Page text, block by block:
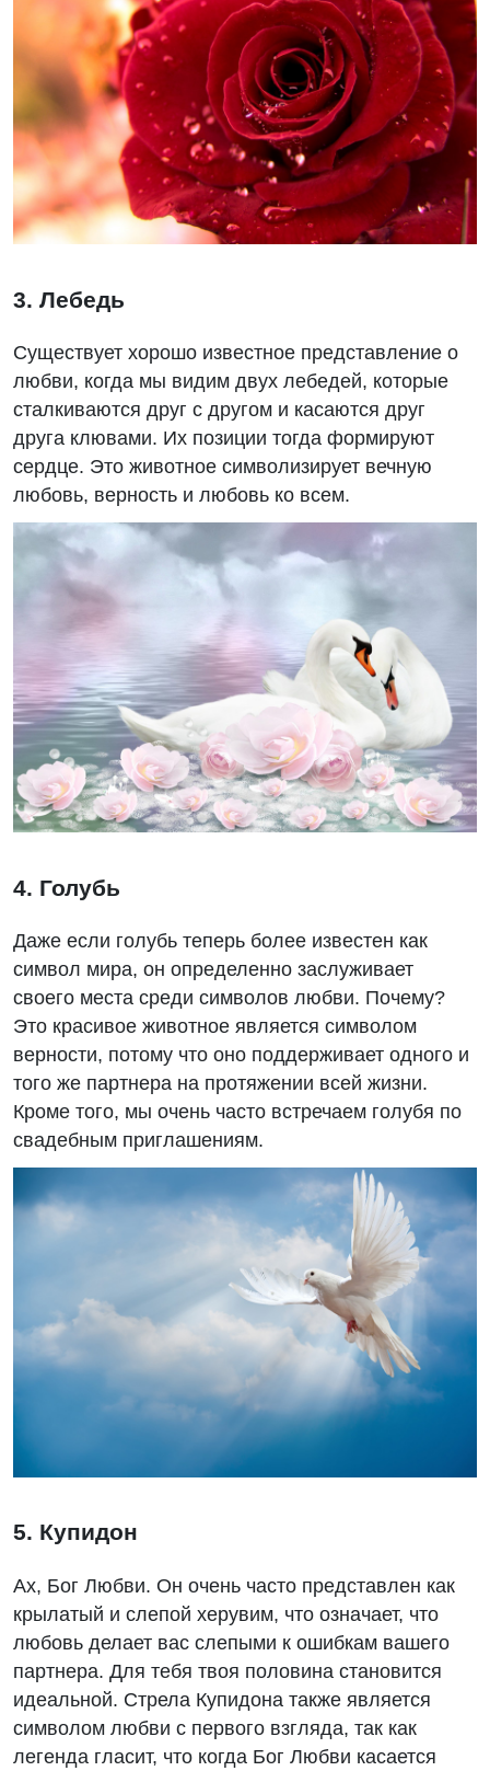
3. Лебедь
Существует хорошо известное представление о
любви, когда мы видим двух лебедей, которые
сталкиваются друг с другом и касаются друг
друга клювами. Их позиции тогда формируют
сердце. Это животное символизирует вечную
любовь, верность и любовь ко всем.
4. Голубь
Даже если голубь теперь более известен как
символ мира, он определенно заслуживает
своего места среди символов любви. Почему?
Это красивое животное является символом
верности, потому что оно поддерживает одного и
того же партнера на протяжении всей жизни.
Кроме того, мы очень часто встречаем голубя по
свадебным приглашениям.
5. Купидон
Ах, Бог Любви. Он очень часто представлен как
крылатый и слепой херувим, что означает, что
любовь делает вас слепыми к ошибкам вашего
партнера. Для тебя твоя половина становится
идеальной. Стрела Купидона также является
символом любви с первого взгляда, так как
легенда гласит, что когда Бог Любви касается